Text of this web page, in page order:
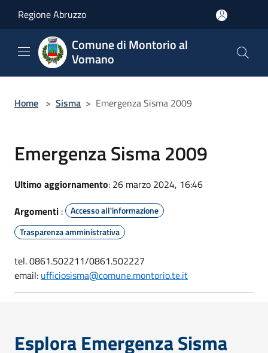
Regione Abruzzo
Comune di Montorio al
Vomano
Home > Sisma > Emergenza Sisma 2009
Emergenza Sisma 2009
Ultimo aggiornamento: 26 marzo 2024, 16:46
Argomenti :
Accesso all'informazione
Trasparenza amministrativa
tel. 0861.502211/0861.502227
email: ufficiosisma@comune.montorio.te.it
Esplora Emergenza Sisma